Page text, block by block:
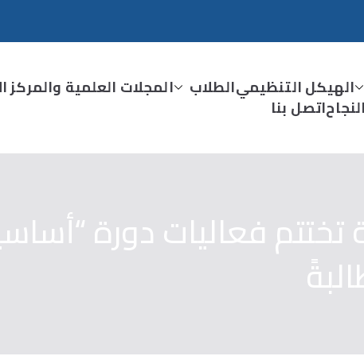
الهيكل التنظيميالطلاب المجلات العلمية والمركز
اتصل بنا
فعاليات دورة